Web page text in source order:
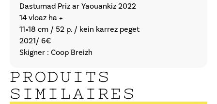
Dastumad Priz ar Yaouankiz 2022
14 vloaz ha +
11×18 cm / 52 p. / kein karrez peget
2021/ 6€
Skigner : Coop Breizh
PRODUITS
SIMILAIRES